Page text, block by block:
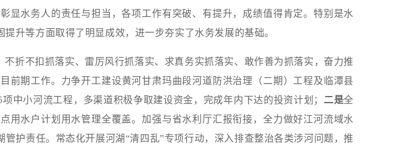
显水务人的责任与担当，各项工作有突破、有提升，成绩值得肯定。特别是水
升等方面取得了明显成效，进一步夯实了水务发展的基础。
折不扣抓落实、雷厉风行抓落实、求真务实抓落实、敢作善为抓落实 ，奋力推
前期工作。力争开工建设黄河甘肃玛曲段河道防洪治理（二期）工程及临潭县
中小河流工程， 多渠道积极争取建设资金，完成年内下达的投资计划； 二是全
用水户计划用水管理全覆盖。加强与省水利厅汇报衔接，全力做好江河流域水
管护责任。常态化开展河湖“清四乱”专项行动，深入排查整治各类涉河问题，推